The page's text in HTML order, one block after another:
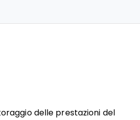
delle prestazioni del